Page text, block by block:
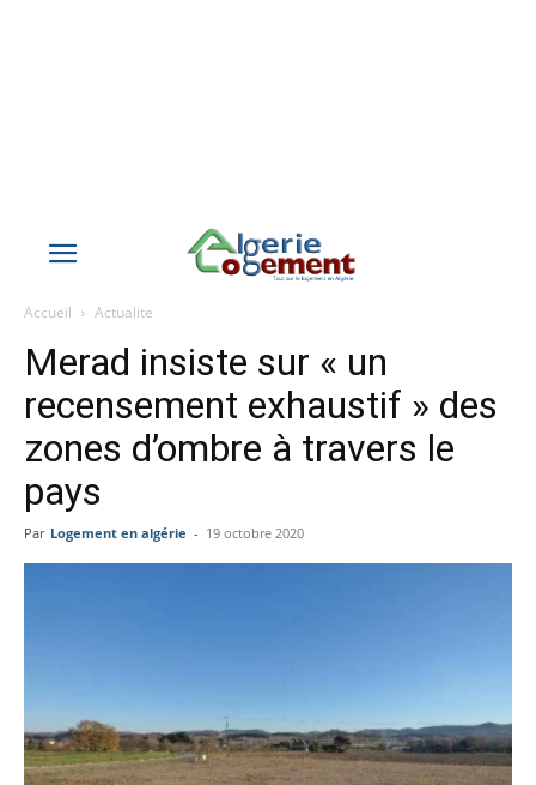
Accueil Actualite
Merad insiste sur « un
recensement exhaustif » des
zones d’ombre à travers le
pays
Par Logement en algérie - 19 octobre 2020